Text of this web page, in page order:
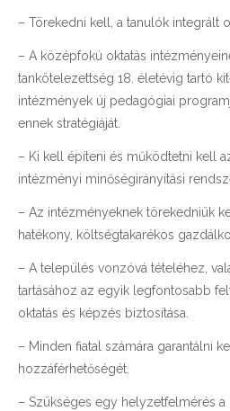
– Törekedni kell, a tanulók integrált
– A középfokú oktatás
tankötelezettség 18. életévig tartó
intézmények új pedagógiai
ennek stratégiáját.
– Ki kell építeni és működtetni kell
intézményi minőségirányítási
– Az intézményeknek törekedniük
hatékony, költségtakarékos
– A település vonzóvá tételéhez,
tartásához az egyik legfontosabb
oktatás és képzés biztosítása.
– Minden fiatal számára garantálni
hozzáférhetőségét.
– Szükséges egy helyzetfelmérés a